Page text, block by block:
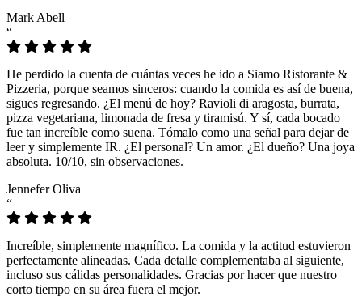
Mark Abell
“
He perdido la cuenta de cuántas veces he ido a Siamo Ristorante &
Pizzeria, porque seamos sinceros: cuando la comida es así de buena,
sigues regresando. ¿El menú de hoy? Ravioli di aragosta, burrata,
pizza vegetariana, limonada de fresa y tiramisú. Y sí, cada bocado
fue tan increíble como suena. Tómalo como una señal para dejar de
leer y simplemente IR. ¿El personal? Un amor. ¿El dueño? Una joya
absoluta. 10/10, sin observaciones.
Jennefer Oliva
“
Increíble, simplemente magnífico. La comida y la actitud estuvieron
perfectamente alineadas. Cada detalle complementaba al siguiente,
incluso sus cálidas personalidades. Gracias por hacer que nuestro
corto tiempo en su área fuera el mejor.